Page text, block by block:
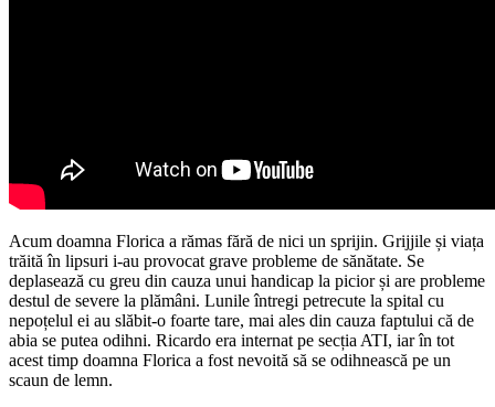
Acum doamna Florica a rămas fără de nici un sprijin. Grijjile și viața
trăită în lipsuri i-au provocat grave probleme de sănătate. Se
deplasează cu greu din cauza unui handicap la picior și are probleme
destul de severe la plămâni. Lunile întregi petrecute la spital cu
nepoțelul ei au slăbit-o foarte tare, mai ales din cauza faptului că de
abia se putea odihni. Ricardo era internat pe secția ATI, iar în tot
acest timp doamna Florica a fost nevoită să se odihnească pe un
scaun de lemn.